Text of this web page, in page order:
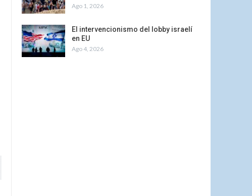
Ago 1, 2026
El intervencionismo del lobby israelí
en EU
Ago 4, 2026